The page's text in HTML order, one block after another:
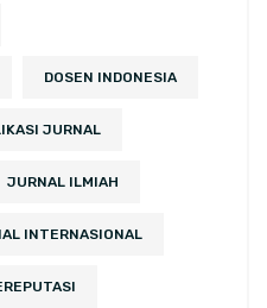
DOSEN INDONESIA
JURNAL
JURNAL ILMIAH
INTERNASIONAL